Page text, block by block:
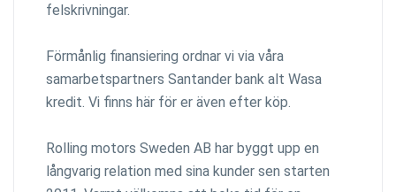
felskrivningar.
Förmånlig finansiering ordnar vi via våra
samarbetspartners Santander bank alt Wasa
kredit. Vi finns här för er även efter köp.
Rolling motors Sweden AB har byggt upp en
långvarig relation med sina kunder sen starten